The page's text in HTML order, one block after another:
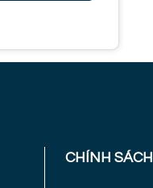
CHÍNH SÁCH